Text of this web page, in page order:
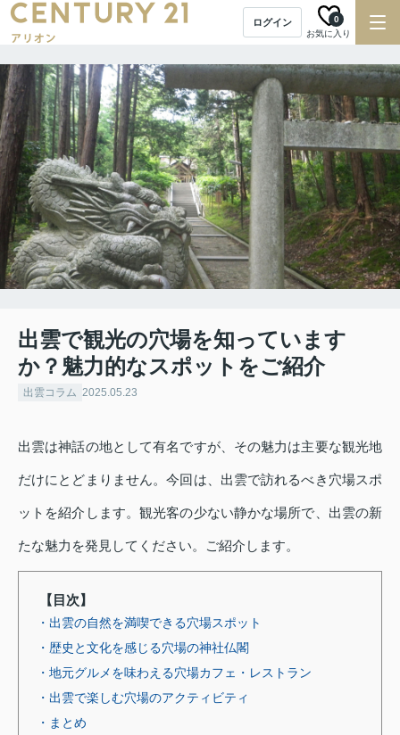
ログイン
お気に入り
0
出雲で観光の穴場を知っています
か？魅力的なスポットをご紹介
出雲コラム 2025.05.23
出雲は神話の地として有名ですが、その魅力は主要な観光地
だけにとどまりません。今回は、出雲で訪れるべき穴場スポ
ットを紹介します。観光客の少ない静かな場所で、出雲の新
たな魅力を発見してください。ご紹介します。
【目次】
・出雲の自然を満喫できる穴場スポット
・歴史と文化を感じる穴場の神社仏閣
・地元グルメを味わえる穴場カフェ・レストラン
・出雲で楽しむ穴場のアクティビティ
・まとめ